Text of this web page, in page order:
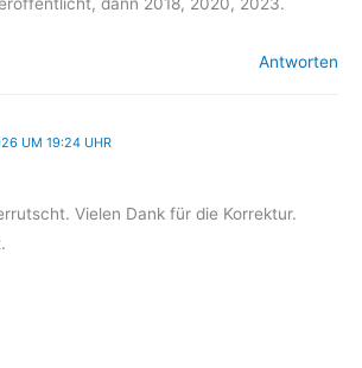
Antworten
UM 19:24 UHR
Vielen Dank für die Korrektur.